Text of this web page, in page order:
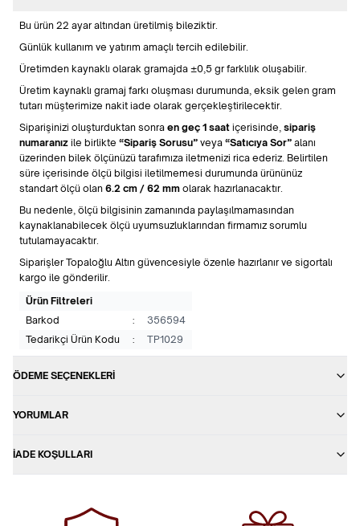
Bu ürün 22 ayar altından üretilmiş bileziktir.
Günlük kullanım ve yatırım amaçlı tercih edilebilir.
Üretimden kaynaklı olarak gramajda ±0,5 gr farklılık oluşabilir.
Üretim kaynaklı gramaj farkı oluşması durumunda, eksik gelen gram
tutarı müşterimize nakit iade olarak gerçekleştirilecektir.
Siparişinizi oluşturduktan sonra en geç 1 saat içerisinde, sipariş
numaranız ile birlikte “Sipariş Sorusu” veya “Satıcıya Sor” alanı
üzerinden bilek ölçünüzü tarafımıza iletmenizi rica ederiz. Belirtilen
süre içerisinde ölçü bilgisi iletilmemesi durumunda ürününüz
standart ölçü olan 6.2 cm / 62 mm olarak hazırlanacaktır.
Bu nedenle, ölçü bilgisinin zamanında paylaşılmamasından
kaynaklanabilecek ölçü uyumsuzluklarından firmamız sorumlu
tutulamayacaktır.
Siparişler Topaloğlu Altın güvencesiyle özenle hazırlanır ve sigortalı
kargo ile gönderilir.
Ürün Filtreleri
Barkod
:
356594
Tedarikçi Ürün Kodu
: TP1029
ÖDEME SEÇENEKLERI
YORUMLAR
İADE KOŞULLARI